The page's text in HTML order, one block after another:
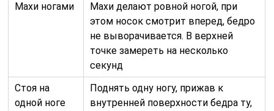
Махи ногами
Махи делают ровной ногой, при
этом носок смотрит вперед, бедро
не выворачивается. В верхней
точке замереть на несколько
секунд
Стоя на
одной ноге
Поднять одну ногу, прижав к
внутренней поверхности бедра ту,